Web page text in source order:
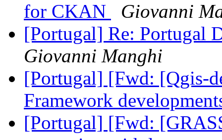
for CKAN
Giovanni
[Portugal] Re: Portugal
Giovanni Manghi
[Portugal] [Fwd: [Qgis-
Framework
[Portugal] [Fwd: